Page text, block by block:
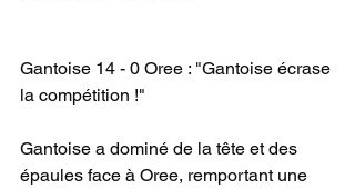
Gantoise 14 - 0 Oree : "Gantoise écrase
la compétition !"
Gantoise a dominé de la tête et des
épaules face à Oree, remportant une